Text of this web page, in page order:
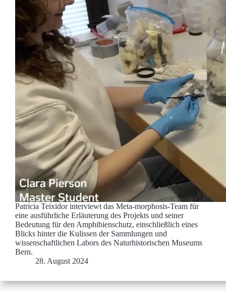
Patricia Teixidor interviewt das Meta-morphosis-Team für
eine ausführliche Erläuterung des Projekts und seiner
Bedeutung für den Amphibienschutz, einschließlich eines
Blicks hinter die Kulissen der Sammlungen und
wissenschaftlichen Labors des Naturhistorischen Museums
Bern.
28. August 2024